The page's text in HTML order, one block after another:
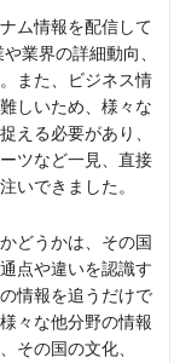
ム情報を配信して
業界の詳細動向、
また、ビジネス情
しいため、様々な
える必要があり、
ツなど一見、直接
いできました。
どうかは、その国
点や違いを認識す
情報を追うだけで
々な他分野の情報
その国の文化、